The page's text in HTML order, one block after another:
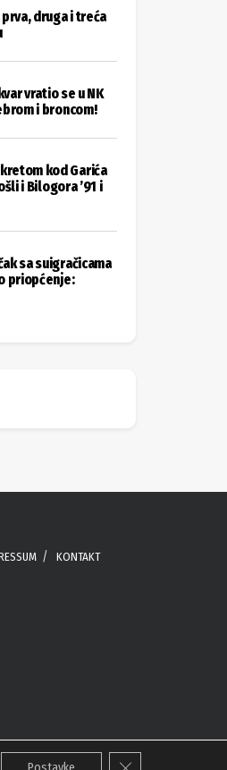
druga i treća
vratio se u NK
i broncom!
kod Garića
i Bilogora ’91 i
sa suigračicama
priopćenje:
KONTAKT
Close GDPR Cookie